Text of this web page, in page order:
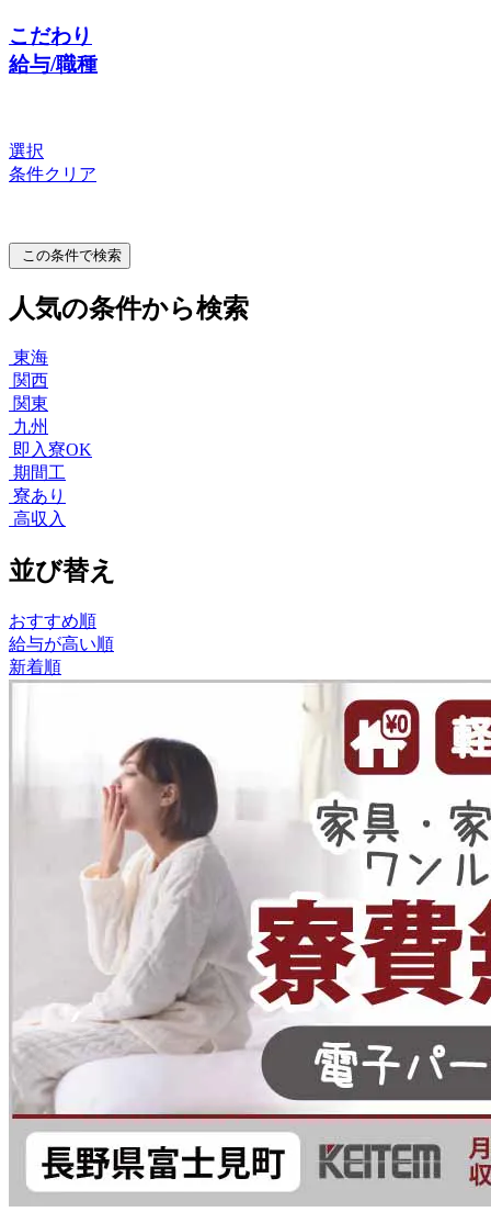
こだわり
給与/職種
選択
条件クリア
この条件で検索
人気の条件から検索
東海
関西
関東
九州
即入寮OK
期間工
寮あり
高収入
並び替え
おすすめ順
給与が高い順
新着順